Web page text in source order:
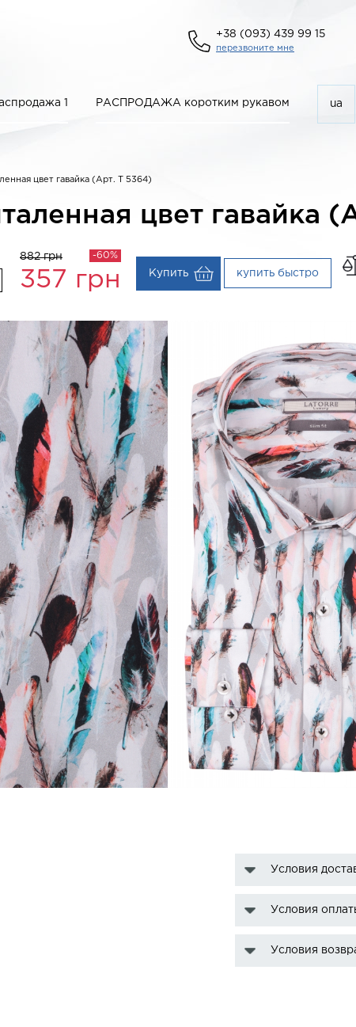
+38 (093) 439 99 15
перезвоните мне
1 РАСПРОДАЖА коротким рукавом ua
цвет гавайка (Арт. T 5364)
цвет гавайка
882 грн
357 грн
-60%
Купить купить быстро
Условия
Условия
Условия